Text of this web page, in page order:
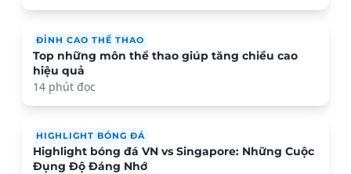
ĐỈNH CAO THỂ THAO
Top những môn thể thao giúp tăng chiều cao
hiệu quả
14 phút đọc
HIGHLIGHT BÓNG ĐÁ
Highlight bóng đá VN vs Singapore: Những Cuộc
Đụng Độ Đáng Nhớ